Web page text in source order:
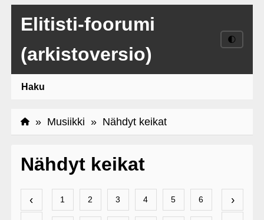
Elitisti-foorumi
(arkistoversio)
🌓
Haku
» Musiikki » Nähdyt keikat
Nähdyt keikat
‹
›
1 2 3 4 5 6